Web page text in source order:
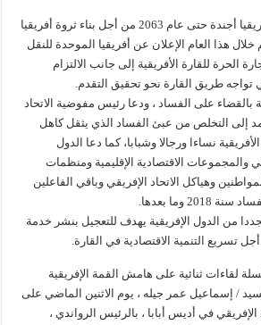
وأوضح كاجامي ان لدى أفريقيا أجندة حتى عام 2063 من أجل بناء ثروة أفريقيا
هذا العام الإعلان عن أفريقيا الموحدة للنقل
الحرة للقارة الأفريقية إلى جانب الالتزام
تواجه طريق القارة نحو تحقيق التقدم.
بالقضاء على الفساد ، ودعا رئيس مفوضية الاتحاد
إلى التخلص من عبئ الفساد الذي يثقل كاهل
نساءا ورجالا وشبابا، كما دعا الدول
والمجموعات الاقتصادية الإقليمية ومنظمات
وهياكل الاتحاد الإفريقي وباقي الفاعلين
وما بعدها.
من الدول الإفريقية يهدف للتعجيل بنشر خدمة
تسريع التنمية الاقتصادية في القارة.
لقاءات ثنائية على هامش القمة الإفريقية
/ إسماعيل عمر جيله ، يوم الاثنين الماضي على
ال30 للاتحاد الإفريقي في أديس أبابا ، بالرئيس الرواندي ،